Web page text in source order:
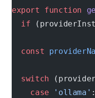
export function
  if
  const
  switch
    case
'ollama' :